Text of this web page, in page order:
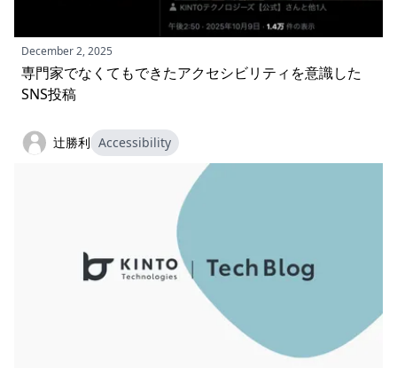
December 2, 2025
専門家でなくてもできたアクセシビリティを意識した
SNS投稿
辻勝利 Accessibility